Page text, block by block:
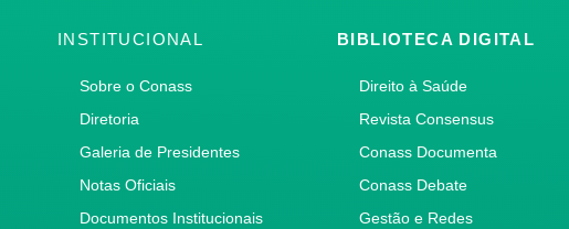
INSTITUCIONAL
Sobre o Conass
Diretoria
Galeria de Presidentes
Notas Oficiais
Documentos Institucionais
BIBLIOTECA DIGITAL
Direito à Saúde
Revista Consensus
Conass Documenta
Conass Debate
Gestão e Redes